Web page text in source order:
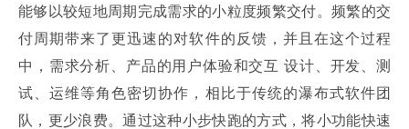
能够以较短地周期完成需求的小粒度频繁交付。频繁的交
付周期带来了更迅速的对软件的反馈，并且在这个过程
中，需求分析、产品的用户体验和交互 设计、开发、测
试、运维等角色密切协作，相比于传统的瀑布式软件团
队，更少浪费。通过这种小步快跑的方式，将小功能快速